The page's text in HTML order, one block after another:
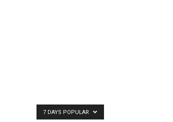
7 DAYS POPULAR